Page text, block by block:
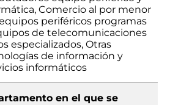
Comercio al por menor
periféricos programas
de telecomunicaciones
especializados, Otras
de información y
informáticos
en el que se